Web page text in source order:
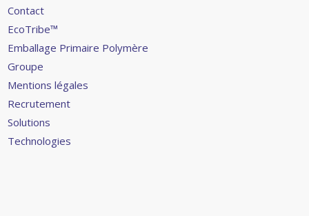
Contact
EcoTribe™
Emballage Primaire Polymère
Groupe
Mentions légales
Recrutement
Solutions
Technologies